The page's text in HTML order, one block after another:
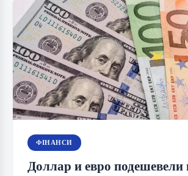
ФІНАНСИ
Доллар и евро подешевели